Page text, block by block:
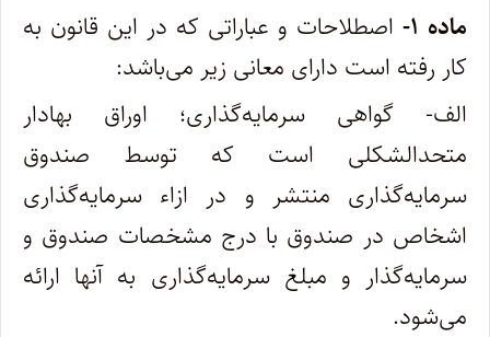
ماده ۱-
اصطلاحات و عباراتی که در این قانون به
کار رفته است دارای معانی زیر می‌باشد:
الف- گواهی سرمایه‌گذاری؛ اوراق بهادار
متحدالشکلی است که توسط صندوق
سرمایه‌گذاری منتشر و در ازاء سرمایه‌گذاری
اشخاص در صندوق با درج مشخصات صندوق و
سرمایه‌گذار و مبلغ سرمایه‌گذاری به آنها ارائه
می‌شود.